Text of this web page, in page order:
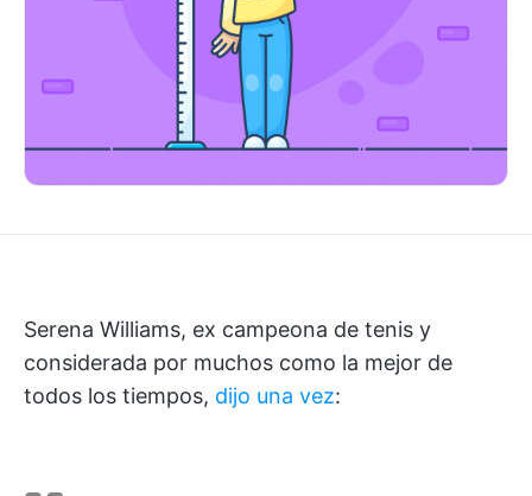
Serena Williams, ex campeona de tenis y
considerada por muchos como la mejor de
todos los tiempos, dijo una vez: